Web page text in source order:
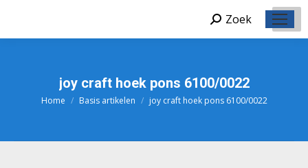
Zoeken:
Zoek
joy craft hoek pons 6100/0022
Je bent hier:
Home Basis artikelen joy craft hoek pons 6100/0022